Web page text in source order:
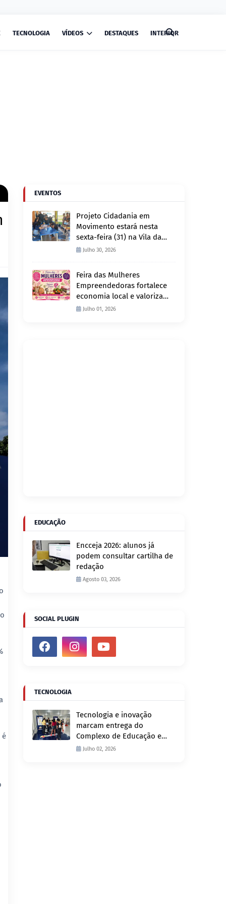
TECNOLOGIA VÍDEOS DESTAQUES INTERIOR
é
EVENTOS
Projeto Cidadania em
Movimento estará nesta
sexta-feira (31) na Vila da
Penha e sábado (1º) em
Julho 30, 2026
Feira das Mulheres
Empreendedoras fortalece
economia local e valoriza
produção feminina no
Julho 01, 2026
EDUCAÇÃO
Encceja 2026: alunos já
podem consultar cartilha de
redação
Agosto 03, 2026
SOCIAL PLUGIN
TECNOLOGIA
Tecnologia e inovação
marcam entrega do
Complexo de Educação e
Fiscalização de Trânsito
Julho 02, 2026